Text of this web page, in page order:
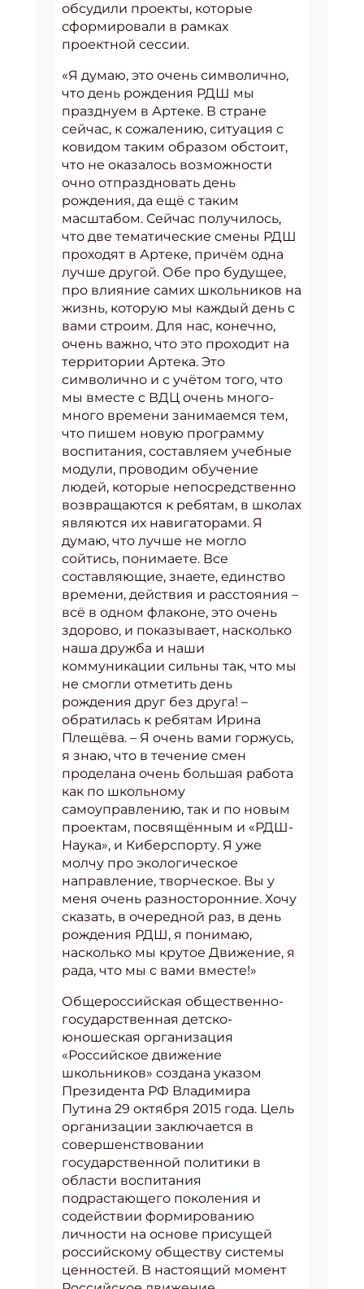
обсудили проекты, которые
сформировали в рамках
проектной сессии.
«Я думаю, это очень символично,
что день рождения РДШ мы
празднуем в Артеке. В стране
сейчас, к сожалению, ситуация с
ковидом таким образом обстоит,
что не оказалось возможности
очно отпраздновать день
рождения, да ещё с таким
масштабом. Сейчас получилось,
что две тематические смены РДШ
проходят в Артеке, причём одна
лучше другой. Обе про будущее,
про влияние самих школьников на
жизнь, которую мы каждый день с
вами строим. Для нас, конечно,
очень важно, что это проходит на
территории Артека. Это
символично и с учётом того, что
мы вместе с ВДЦ очень много-
много времени занимаемся тем,
что пишем новую программу
воспитания, составляем учебные
модули, проводим обучение
людей, которые непосредственно
возвращаются к ребятам, в школах
являются их навигаторами. Я
думаю, что лучше не могло
сойтись, понимаете. Все
составляющие, знаете, единство
времени, действия и расстояния –
всё в одном флаконе, это очень
здорово, и показывает, насколько
наша дружба и наши
коммуникации сильны так, что мы
не смогли отметить день
рождения друг без друга! –
обратилась к ребятам Ирина
Плещёва. – Я очень вами горжусь,
я знаю, что в течение смен
проделана очень большая работа
как по школьному
самоуправлению, так и по новым
проектам, посвящённым и «РДШ-
Наука», и Киберспорту. Я уже
молчу про экологическое
направление, творческое. Вы у
меня очень разносторонние. Хочу
сказать, в очередной раз, в день
рождения РДШ, я понимаю,
насколько мы крутое Движение, я
рада, что мы с вами вместе!»
Общероссийская общественно-
государственная детско-
юношеская организация
«Российское движение
школьников» создана указом
Президента РФ Владимира
Путина 29 октября 2015 года. Цель
организации заключается в
совершенствовании
государственной политики в
области воспитания
подрастающего поколения и
содействии формированию
личности на основе присущей
российскому обществу системы
ценностей. В настоящий момент